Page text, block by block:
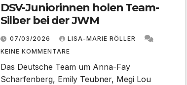
DSV-Juniorinnen holen Team-
Silber bei der JWM
07/03/2026
LISA-MARIE RÖLLER
KEINE KOMMENTARE
Das Deutsche Team um Anna-Fay
Scharfenberg, Emily Teubner, Megi Lou